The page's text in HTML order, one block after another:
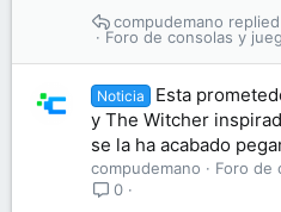
Foro de consolas y
compudemano
Noticia
Esta
y The Witcher
se la ha acabado
compudemano
Foro de
0